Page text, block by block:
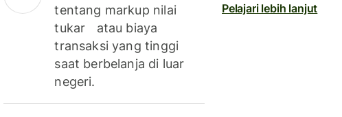
tentang markup nilai
tukar atau biaya
transaksi yang tinggi
saat berbelanja di luar
negeri.
Pelajari lebih lanjut